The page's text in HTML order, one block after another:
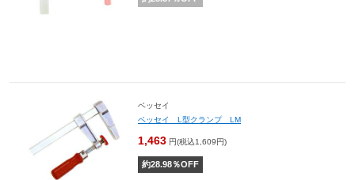
ベッセイ
ベッセイ L型クランプ LM
1,463 円(税込1,609円)
約28.98％OFF